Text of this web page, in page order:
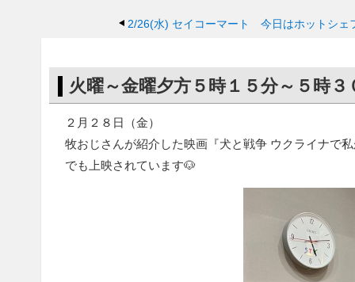
2/26(水) セイコーマート 今日はホットシェ
火曜～金曜夕方５時１５分～５時
２月２８日（金）
牧おじさんが紹介した映画『犬と戦争 ウクライナで
でも上映されています🐶